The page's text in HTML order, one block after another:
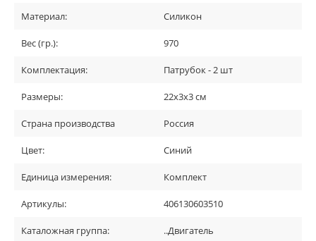
Материал: Силикон
Вес (гр.): 970
Комплектация: Патрубок - 2 шт
Размеры: 22х3х3 см
Страна производства Россия
Цвет: Синий
Единица измерения: Комплект
Артикулы: 406130603510
Каталожная группа: ..Двигатель